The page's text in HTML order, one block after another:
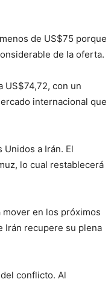
de US$75 porque
de la oferta.
US$74,72, con un
internacional que
a Irán. El
lo cual restablecerá
en los próximos
Irán recupere su plena
conflicto. Al